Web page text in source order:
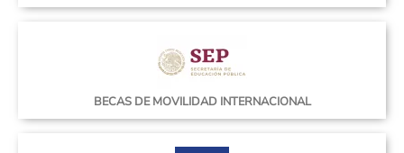
BECAS DE MOVILIDAD INTERNACIONAL